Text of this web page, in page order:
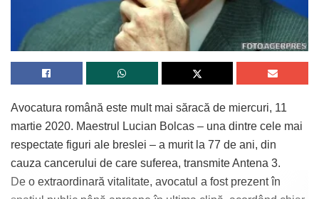
Avocatura română este mult mai săracă de miercuri, 11
martie 2020. Maestrul Lucian Bolcas – una dintre cele mai
respectate figuri ale breslei – a murit la 77 de ani, din
cauza cancerului de care suferea, transmite Antena 3.
De o extraordinară vitalitate, avocatul a fost prezent în